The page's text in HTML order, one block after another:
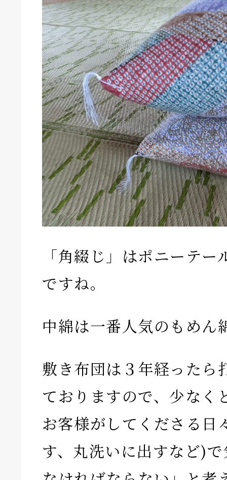
「角綴じ」はポニーテー
ですね。
中綿は一番人気のもめん
敷き布団は３年経ったら
ておりますので、少なく
お客様がしてくださる日
す、丸洗いに出すなど)